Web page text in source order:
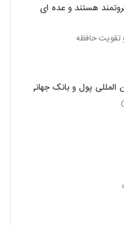
هستند و عده ای
تقویت حافظه
پول و بانک جهانی!